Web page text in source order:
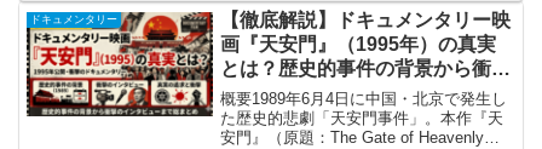
ズン5第10話「フィンセントとドクター
（Vincent a...
ドキュメンタリー
【徹底解説】ドキュメンタリー映
画『天安門』（1995年）の真実
とは？歴史的事件の背景から衝撃
のインタビューまで総まとめ
概要1989年6月4日に中国・北京で発生し
た歴史的悲劇「天安門事件」。本作『天
安門』（原題：The Gate of Heavenly